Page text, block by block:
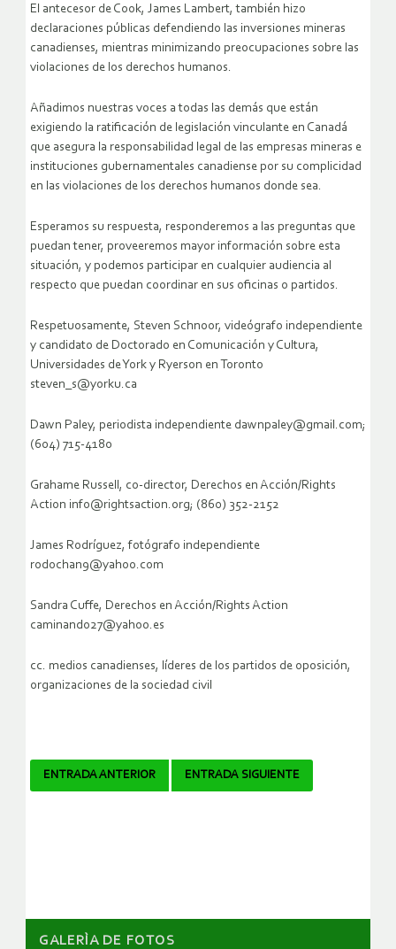
El antecesor de Cook, James Lambert, también hizo
declaraciones públicas defendiendo las inversiones mineras
canadienses, mientras minimizando preocupaciones sobre las
violaciones de los derechos humanos.
Añadimos nuestras voces a todas las demás que están
exigiendo la ratificación de legislación vinculante en Canadá
que asegura la responsabilidad legal de las empresas mineras e
instituciones gubernamentales canadiense por su complicidad
en las violaciones de los derechos humanos donde sea.
Esperamos su respuesta, responderemos a las preguntas que
puedan tener, proveeremos mayor información sobre esta
situación, y podemos participar en cualquier audiencia al
respecto que puedan coordinar en sus oficinas o partidos.
Respetuosamente, Steven Schnoor, videógrafo independiente
y candidato de Doctorado en Comunicación y Cultura,
Universidades de York y Ryerson en Toronto
steven_s@yorku.ca
Dawn Paley, periodista independiente dawnpaley@gmail.com;
(604) 715-4180
Grahame Russell, co-director, Derechos en Acción/Rights
Action info@rightsaction.org; (860) 352-2152
James Rodríguez, fotógrafo independiente
rodochan9@yahoo.com
Sandra Cuffe, Derechos en Acción/Rights Action
caminando27@yahoo.es
cc. medios canadienses, líderes de los partidos de oposición,
organizaciones de la sociedad civil
Navegador
ENTRADA ANTERIOR ENTRADA SIGUIENTE
GALERÌA DE FOTOS